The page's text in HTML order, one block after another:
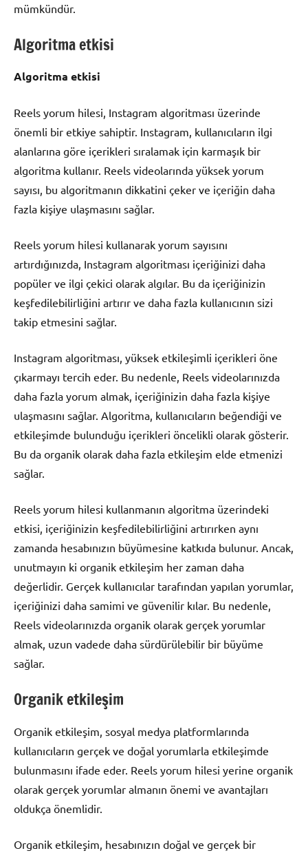
mümkündür.
Algoritma etkisi
Algoritma etkisi
Reels yorum hilesi, Instagram algoritması üzerinde
önemli bir etkiye sahiptir. Instagram, kullanıcıların ilgi
alanlarına göre içerikleri sıralamak için karmaşık bir
algoritma kullanır. Reels videolarında yüksek yorum
sayısı, bu algoritmanın dikkatini çeker ve içeriğin daha
fazla kişiye ulaşmasını sağlar.
Reels yorum hilesi kullanarak yorum sayısını
artırdığınızda, Instagram algoritması içeriğinizi daha
popüler ve ilgi çekici olarak algılar. Bu da içeriğinizin
keşfedilebilirliğini artırır ve daha fazla kullanıcının sizi
takip etmesini sağlar.
Instagram algoritması, yüksek etkileşimli içerikleri öne
çıkarmayı tercih eder. Bu nedenle, Reels videolarınızda
daha fazla yorum almak, içeriğinizin daha fazla kişiye
ulaşmasını sağlar. Algoritma, kullanıcıların beğendiği ve
etkileşimde bulunduğu içerikleri öncelikli olarak gösterir.
Bu da organik olarak daha fazla etkileşim elde etmenizi
sağlar.
Reels yorum hilesi kullanmanın algoritma üzerindeki
etkisi, içeriğinizin keşfedilebilirliğini artırırken aynı
zamanda hesabınızın büyümesine katkıda bulunur. Ancak,
unutmayın ki organik etkileşim her zaman daha
değerlidir. Gerçek kullanıcılar tarafından yapılan yorumlar,
içeriğinizi daha samimi ve güvenilir kılar. Bu nedenle,
Reels videolarınızda organik olarak gerçek yorumlar
almak, uzun vadede daha sürdürülebilir bir büyüme
sağlar.
Organik etkileşim
Organik etkileşim, sosyal medya platformlarında
kullanıcıların gerçek ve doğal yorumlarla etkileşimde
bulunmasını ifade eder. Reels yorum hilesi yerine organik
olarak gerçek yorumlar almanın önemi ve avantajları
oldukça önemlidir.
Organik etkileşim, hesabınızın doğal ve gerçek bir